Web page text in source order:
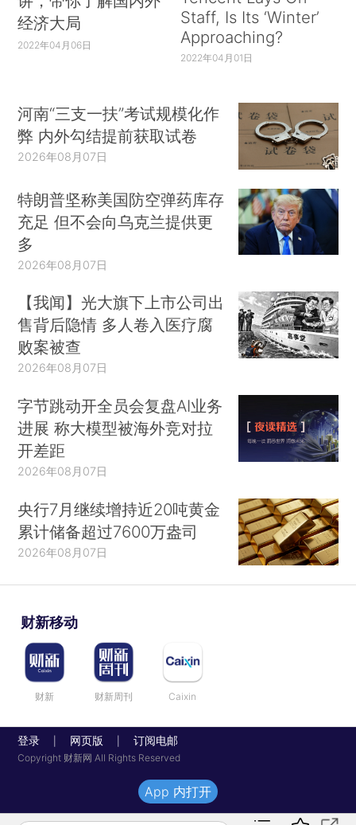
经济大局
2022年04月06日
Staff, Is Its ‘Winter’
Approaching?
2022年04月01日
河南“三支一扶”考试规模化作
弊 内外勾结提前获取试卷
2026年08月07日
特朗普坚称美国防空弹药库存
充足 但不会向乌克兰提供更
多
2026年08月07日
【我闻】光大旗下上市公司出
售背后隐情 多人卷入医疗腐
败案被查
2026年08月07日
字节跳动开全员会复盘AI业务
进展 称大模型被海外竞对拉
开差距
2026年08月07日
央行7月继续增持近20吨黄金
累计储备超过7600万盎司
2026年08月07日
财新移动
财新 财新周刊 Caixin
登录 网页版 订阅电邮
Copyright 财新网 All Rights Reserved
App 内打开